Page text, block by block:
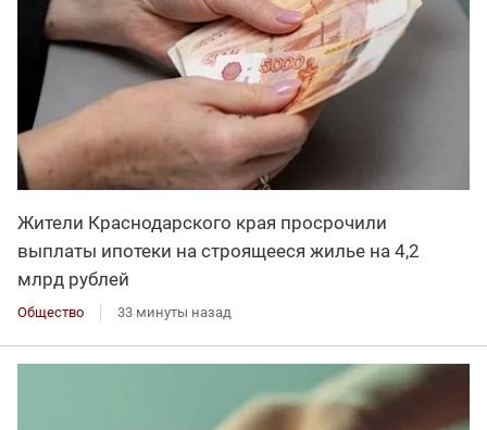
Жители Краснодарского края просрочили
выплаты ипотеки на строящееся жилье на 4,2
млрд рублей
Общество 33 минуты назад